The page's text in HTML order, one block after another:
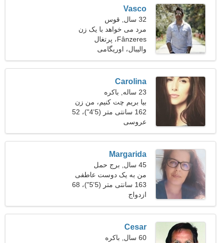
Vasco
32 سال, قوس
مرد می خواهد با یک زن
ملاقات کند
Fânzeres، پرتغال
والیبال، اوریگامی
Carolina
23 ساله, باکره
بیا بریم چت کنیم، من زن
کاملی هستم
162 سانتی متر (5'4")، 52
کیلوگرم (114 پوند)
عروسی
Margarida
45 سال, برج حمل
من به یک دوست عاطفی
برای عاشقانه نیاز دارم 163 سانتی متر (5'5")، 68
کیلوگرم (149 پوند)
ازدواج
Cesar
60 سال, باکره